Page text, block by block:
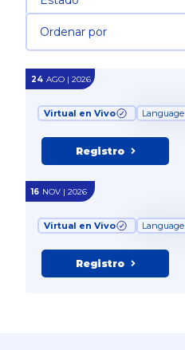
Ordenar por
24 AGO | 2026
Virtual en Vivo Language
Registro
16 NOV | 2026
Virtual en Vivo Language
Registro